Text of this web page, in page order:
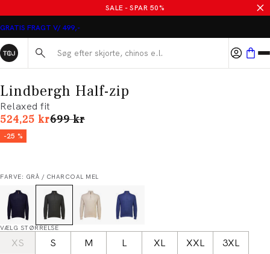
SALE - SPAR 50%
GRATIS FRAGT V/ 499,-
Søg her...
Lindbergh Half-zip
Relaxed fit
524,25 krI alt (uden rabat)
699 kr
-25 %
FARVE: GRÅ / CHARCOAL MEL
VÆLG STØRRELSE
XS S M L XL XXL
3XL